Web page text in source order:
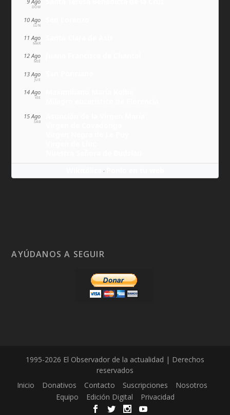
DOM
10 Ago
LUN
11 Ago
MAR
12 Ago
MIÉ
13 Ago
JUE
14 Ago
VIE
15 Ago
SÁB
·
AYÚDANOS A SEGUIR
1995-2026 El Observador de la actualidad | Derechos
reservados
Inicio
Donativos Contacto Suscripciones
Nosotros
Equipo
Edición Digital Privacidad